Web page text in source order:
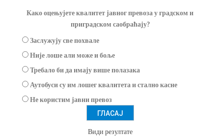
Како оцењујете квалитет јавног превоза у градском и
приградском саобраћају?
Заслужују све похвале
Није лоше али може и боље
Требало би да имају више полазака
Аутобуси су им лошег квалитета и стално касне
Не користим јавни превоз
Види резултате